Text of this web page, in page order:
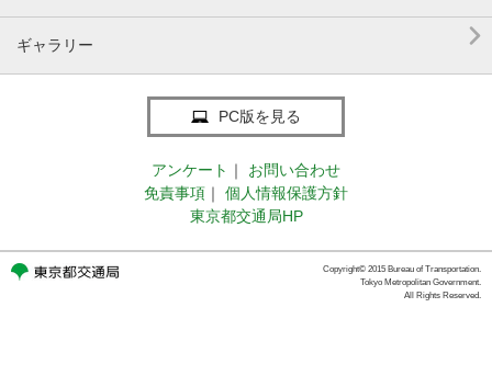
ギャラリー 
PC版を見る
アンケート ｜
お問い合わせ
免責事項 ｜
個人情報保護方針
東京都交通局HP
Copyright© 2015 Bureau of Transportation.
Tokyo Metropolitan Government.
All Rights Reserved.